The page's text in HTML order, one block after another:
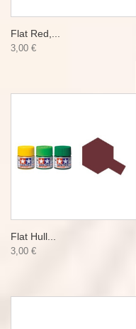
Flat Red,...
3,00 €
Flat Hull...
3,00 €